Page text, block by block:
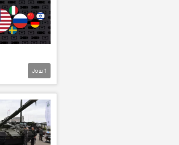
Још 1